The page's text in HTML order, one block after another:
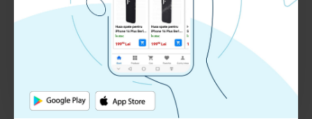
Adauga Recenzie
autentifica-tesauinregistreaza un cont nou
pentru a putea lasa o recenzie
Ghid de Aplicare + Certificat Garantie